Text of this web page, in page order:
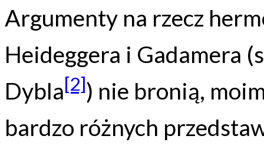
Argumenty na rzecz
Heideggera i Gadamera
Dybla[2]) nie bronią,
bardzo różnych